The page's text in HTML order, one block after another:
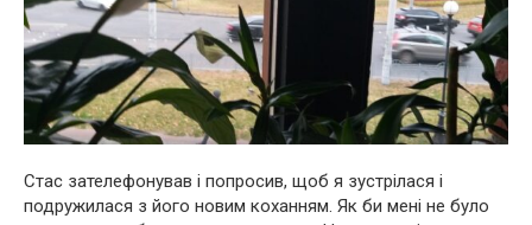
Стас зателефонував і попросив, щоб я зустрілася і
подружилася з його новим коханням. Як би мені не було